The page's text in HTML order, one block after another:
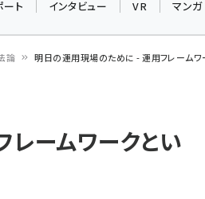
ート インタビュー VR マンガ
論 明日の運用現場のために - 運用フレームワ
ームワークとい